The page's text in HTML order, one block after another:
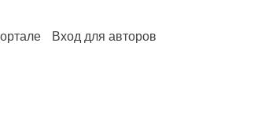
Вход для авторов